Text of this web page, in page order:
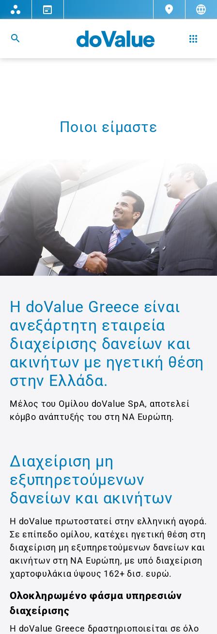
Ποιοι είμαστε
H doValue Greece είναι
ανεξάρτητη εταιρεία
διαχείρισης δανείων και
ακινήτων με ηγετική θέση
στην Ελλάδα.
Μέλος του Ομίλου doValue SpA, αποτελεί
κόμβο ανάπτυξής του στη ΝΑ Ευρώπη.
Διαχείριση μη
εξυπηρετούμενων
δανείων και ακινήτων
Η doValue πρωτοστατεί στην ελληνική αγορά.
Σε επίπεδο ομίλου, κατέχει ηγετική θέση στη
διαχείριση μη εξυπηρετούμενων δανείων και
ακινήτων στη ΝΑ Ευρώπη, με υπό διαχείριση
χαρτοφυλάκια ύψους 162+ δισ. ευρώ.
Oλοκληρωμένο φάσμα υπηρεσιών
διαχείρισης
Η doValue Greece δραστηριοποιείται σε όλο